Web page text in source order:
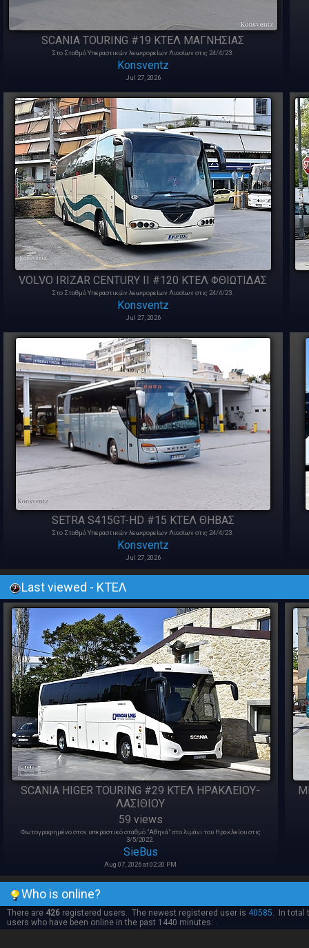
SCANIA TOURING #19 ΚΤΕΛ ΜΑΓΝΗΣΙΑΣ
Στο Σταθμό Υπεραστικών λεωφορείων Λιοσίων στις 24/4/23.
Konsventz
Jul 27, 2026
VOLVO IRIZAR CENTURY II #120 ΚΤΕΛ ΦΘΙΩΤΙΔΑΣ
Στο Σταθμό Υπεραστικών λεωφορείων Λιοσίων στις 24/4/23.
Konsventz
Jul 27, 2026
SETRA S415GT-HD #15 ΚΤΕΛ ΘΗΒΑΣ
Στο Σταθμό Υπεραστικών λεωφορείων Λιοσίων στις 24/4/23.
Konsventz
Jul 27, 2026
Last viewed - ΚΤΕΛ
SCANIA HIGER TOURING #29 ΚΤΕΛ ΗΡΑΚΛΕΙΟΥ-
ΛΑΣΙΘΙΟΥ
59 views
Φωτογραφημένο στον υπεραστικό σταθμό "Αθηνά" στο λιμάνι του Ηρακλείου στις
3/5/2022.
SieBus
Aug 07, 2026 at 02:20 PM
Who is online?
There are 426 registered users. The newest registered user is 40585. In total
users who have been online in the past 1440 minutes: .